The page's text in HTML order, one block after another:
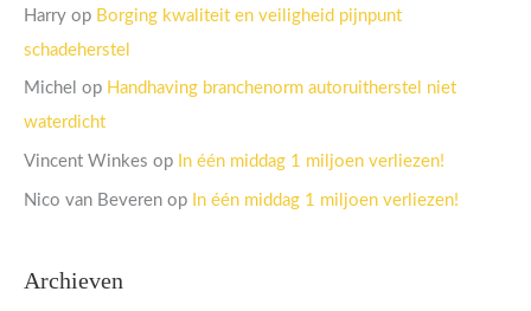
Harry op Borging kwaliteit en veiligheid pijnpunt
schadeherstel
Michel op Handhaving branchenorm autoruitherstel niet
waterdicht
Vincent Winkes op In één middag 1 miljoen verliezen!
Nico van Beveren op In één middag 1 miljoen verliezen!
Archieven